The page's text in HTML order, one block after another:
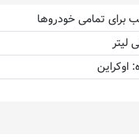
برای تمامی خودروها
اوکراین